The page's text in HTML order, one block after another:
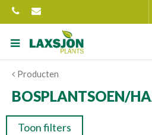
Ga
naar
content
Producten
BOSPLANTSOEN/
Toon filters